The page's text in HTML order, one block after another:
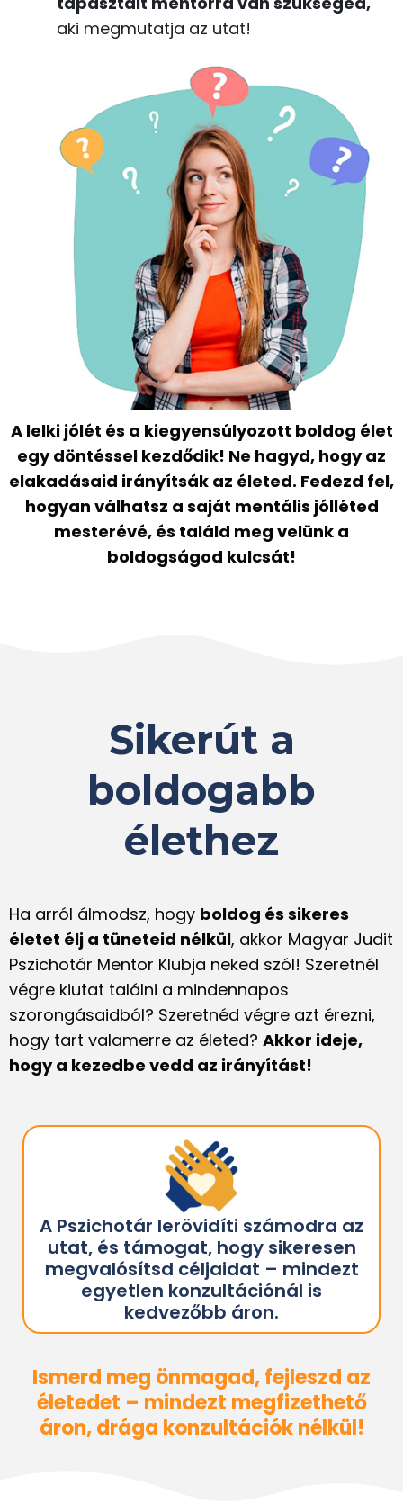
aki megmutatja az utat!
A lelki jólét és a kiegyensúlyozott boldog élet
egy döntéssel kezdődik! Ne hagyd, hogy az
elakadásaid irányítsák az életed. Fedezd fel,
hogyan válhatsz a saját mentális jólléted
mesterévé, és találd meg velünk a
boldogságod kulcsát!
Sikerút a
boldogabb
élethez
Ha arról álmodsz, hogy boldog és sikeres
életet élj a tüneteid nélkül, akkor Magyar Judit
Pszichotár Mentor Klubja neked szól! Szeretnél
végre kiutat találni a mindennapos
szorongásaidból? Szeretnéd végre azt érezni,
hogy tart valamerre az életed? Akkor ideje,
hogy a kezedbe vedd az irányítást!
A Pszichotár lerövidíti számodra az
utat, és támogat, hogy sikeresen
megvalósítsd céljaidat – mindezt
egyetlen konzultációnál is
kedvezőbb áron.
Ismerd meg önmagad, fejleszd az
életedet – mindezt megfizethető
áron, drága konzultációk nélkül!